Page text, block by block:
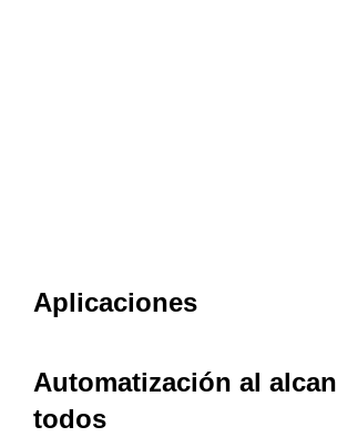
Aplicaciones
Automatización al
todos